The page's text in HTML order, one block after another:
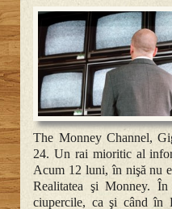
The Monney Channel,
24. Un rai mioritic al
Acum 12 luni, în nişă nu
Realitatea şi Monney.
ciupercile, ca şi când în